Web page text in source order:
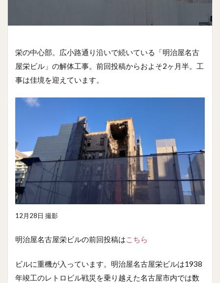
栄の中心部。広小路通り沿いで続いている「明治屋名古
屋栄ビル」の解体工事。前回投稿からおよそ2ヶ月半。工
事は佳境を迎えています。
12月28日 撮影
明治屋名古屋栄ビルの前回投稿はこちら
ビルに重機が入っています。明治屋名古屋栄ビルは1938
年竣工のレトロビル戦災を乗り越えた名古屋市内では数